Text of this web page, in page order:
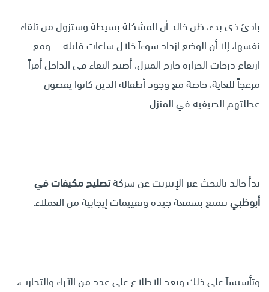
بادئ ذي بدء، ظن خالد أن المشكلة بسيطة وستزول من تلقاء
نفسها، إلا أن الوضع ازداد سوءاً خلال ساعات قليلة…. ومع
ارتفاع درجات الحرارة خارج المنزل، أصبح البقاء في الداخل أمراً
مزعجاً للغاية، خاصة مع وجود أطفاله الذين كانوا يقضون
عطلتهم الصيفية في المنزل.
بدأ خالد بالبحث عبر الإنترنت عن شركةتصليح مكيفات في
أبوظبيتتمتع بسمعة جيدة وتقييمات إيجابية من العملاء.
وتأسيساً على ذلك وبعد الاطلاع على عدد من الآراء والتجارب،